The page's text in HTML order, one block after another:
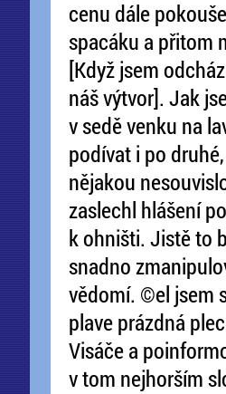
cenu dále
spacáku a přitom
[Když jsem
náš výtvor]. Jak
v sedě venku na
podívat i po
nějakou
zaslechl hlášení
k ohništi. Jistě to
snadno
vědomí. ©el jsem
plave prázdná
Visáče a
v tom nejhorším